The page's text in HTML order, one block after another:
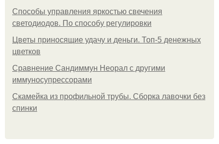
Способы управления яркостью свечения
светодиодов. По способу регулировки
Цветы приносящие удачу и деньги. Топ-5 денежных
цветков
Сравнение Сандиммун Неорал с другими
иммуносупрессорами
Скамейка из профильной трубы. Сборка лавочки без
спинки